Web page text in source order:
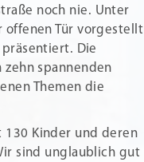
noch nie. Unter
offenen Tür vorgestellt
Die
spannenden
Themen die
130 Kinder und deren
sind unglaublich gut